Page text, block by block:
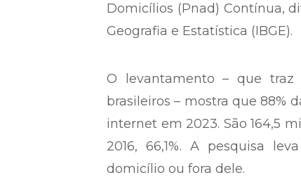
Domicílios (Pnad) Contínua,
Geografia e Estatística (IBGE).
O levantamento – que
brasileiros – mostra que 88%
internet em 2023. São 164,5
2016, 66,1%. A pesquisa
domicílio ou fora dele.